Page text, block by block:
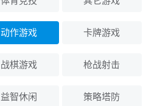
动作游戏 卡牌游戏
战棋游戏 枪战射击
益智休闲 策略塔防